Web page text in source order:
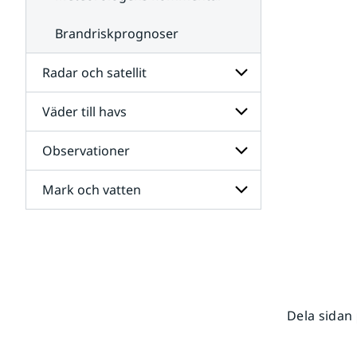
Brandriskprognoser
Radar och satellit
Undersidor
för
Radar
och
satellit
Väder till havs
Undersidor
för
Väder
till
havs
Observationer
Undersidor
för
Mark och vatten
Dela sidan